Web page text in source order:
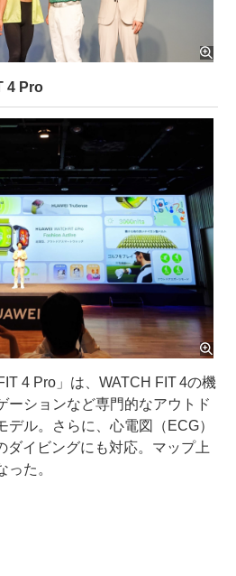
4 Pro
4 Pro」は、WATCH FIT 4の機
ーションなど専門的なアウトド
デル。さらに、心電図（ECG）
ダイビングにも対応。マップ上
た。